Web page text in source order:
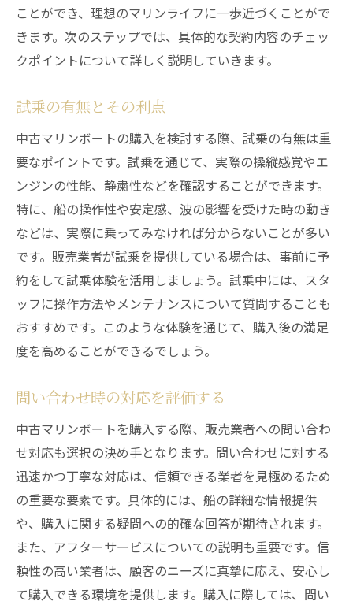
ことができ、理想のマリンライフに一歩近づくことがで
きます。次のステップでは、具体的な契約内容のチェッ
クポイントについて詳しく説明していきます。
試乗の有無とその利点
中古マリンボートの購入を検討する際、試乗の有無は重
要なポイントです。試乗を通じて、実際の操縦感覚やエ
ンジンの性能、静粛性などを確認することができます。
特に、船の操作性や安定感、波の影響を受けた時の動き
などは、実際に乗ってみなければ分からないことが多い
です。販売業者が試乗を提供している場合は、事前に予
約をして試乗体験を活用しましょう。試乗中には、スタ
ッフに操作方法やメンテナンスについて質問することも
おすすめです。このような体験を通じて、購入後の満足
度を高めることができるでしょう。
問い合わせ時の対応を評価する
中古マリンボートを購入する際、販売業者への問い合わ
せ対応も選択の決め手となります。問い合わせに対する
迅速かつ丁寧な対応は、信頼できる業者を見極めるため
の重要な要素です。具体的には、船の詳細な情報提供
や、購入に関する疑問への的確な回答が期待されます。
また、アフターサービスについての説明も重要です。信
頼性の高い業者は、顧客のニーズに真摯に応え、安心し
て購入できる環境を提供します。購入に際しては、問い